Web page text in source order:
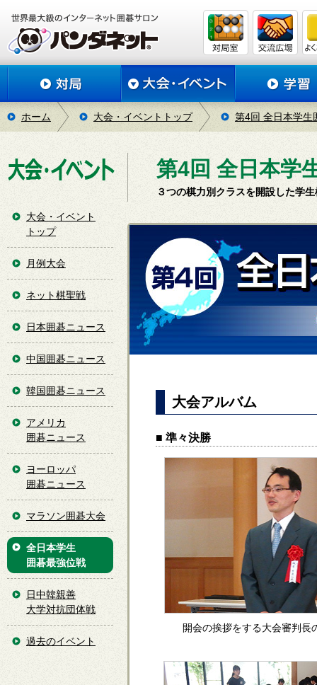
ホーム 大会・イベントトップ 第4回 全日本学生
第4回 全日本学
３つの棋力別クラスを開設した学
大会アルバム
■ 準々決勝
開会の挨拶をする大会審判長
大会・イベント
トップ
月例大会
ネット棋聖戦
日本囲碁ニュース
中国囲碁ニュース
韓国囲碁ニュース
アメリカ
囲碁ニュース
ヨーロッパ
囲碁ニュース
マラソン囲碁大会
全日本学生
囲碁最強位戦
日中韓親善
大学対抗団体戦
過去のイベント